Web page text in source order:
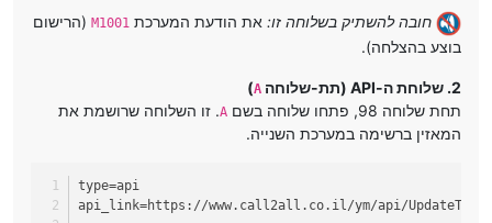
חובה להשתיק בשלוחה זו: את הודעת המערכת M1001 (הרישום
בוצע בהצלחה).
2. שלוחת ה-API (תת-שלוחה A
)
תחת שלוחה 98, פתחו שלוחה בשם
A. זו השלוחה שרושמת את
המאזין ברשימה במערכת השנייה.
type=api
api_link=https://www.call2all.co.il/ym/api/